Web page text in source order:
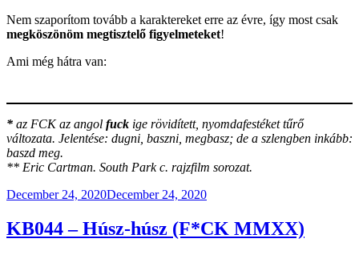
Nem szaporítom tovább a karaktereket erre az évre, így most csak
megköszönöm megtisztelő figyelmeteket!
Ami még hátra van:
* az FCK az angol fuck ige rövidített, nyomdafestéket tűrő
változata. Jelentése: dugni, baszni, megbasz; de a szlengben inkább:
baszd meg.
** Eric Cartman. South Park c. rajzfilm sorozat.
Posted
December 24, 2020December 24, 2020
KB044 – Húsz-húsz (F*CK MMXX)